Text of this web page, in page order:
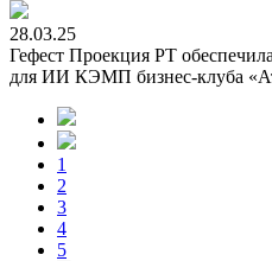
28.03.25
Гефест Проекция РТ
для ИИ КЭМП бизнес-клуба
1
2
3
4
5